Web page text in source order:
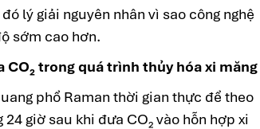
lý giải nguyên nhân vì sao công nghệ
sớm cao hơn.
trong quá trình thủy hóa xi măng
phổ Raman thời gian thực để theo
giờ sau khi đưa CO₂ vào hỗn hợp xi